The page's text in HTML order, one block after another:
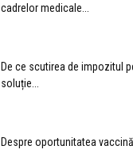
cadrelor medicale...
De ce scutirea de impozitul
soluție...
Despre oportunitatea